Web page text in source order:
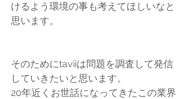
けるよう環境の事も考えてほしいなと
思います。
そのためにtaviiは問題を調査して発信
していきたいと思います。
20年近くお世話になってきたこの業界